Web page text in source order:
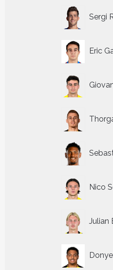
Sergi
Eric
Nico
Julian